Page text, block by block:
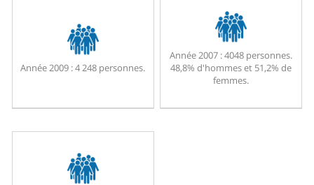
Année 2009 :4 248 personnes.
Année 2007 :4048 personnes.
48,8% d'hommes et 51,2% de
femmes.